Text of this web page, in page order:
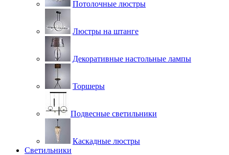
Потолочные люстры
Люстры на штанге
Декоративные настольные лампы
Торшеры
Подвесные светильники
Каскадные люстры
Светильники